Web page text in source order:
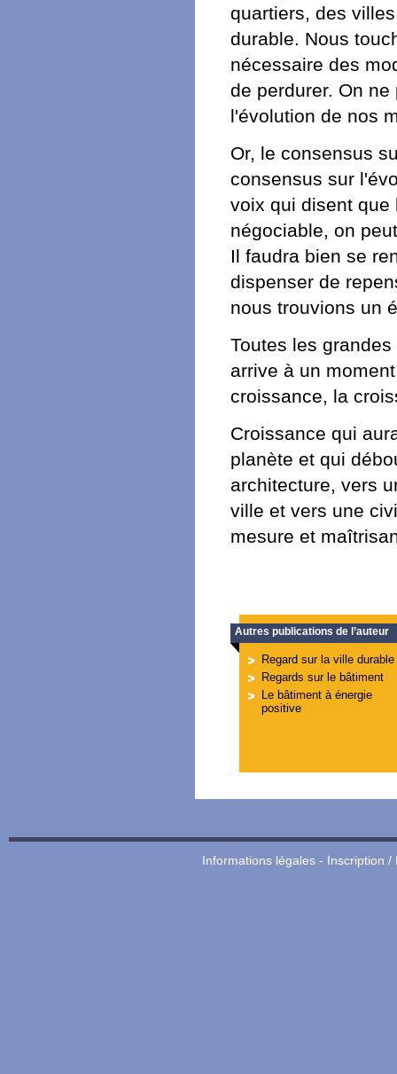
quartiers, des
durable. Nous
nécessaire des
de perdurer. On
l'évolution de nos
Or, le consensus
consensus sur
voix qui disent que
négociable, on
Il faudra bien se
dispenser de
nous trouvions un
Toutes les
arrive à un
croissance, la
Croissance qui
planète et qui
architecture, vers
ville et vers une
mesure et
Autres publications de l’auteur
Regard sur la ville durable
Regards sur le bâtiment
Le bâtiment à énergie
positive
Informations légales- Inscription